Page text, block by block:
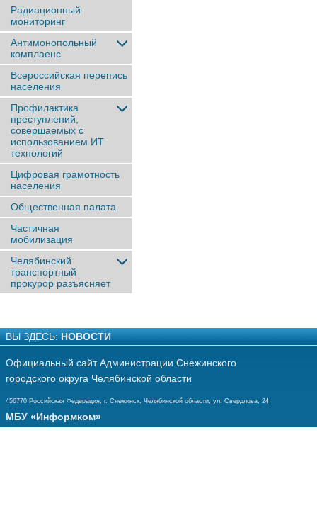
Радиационный
мониторинг
Антимонопольный
комплаенс
Всероссийская перепись
населения
Профилактика
преступлений,
совершаемых с
использованием ИТ
технологий
Цифровая грамотность
населения
Общественная палата
Частичная
мобилизация
Челябинский
транспортный
прокурор разъясняет
ВЫ ЗДЕСЬ: НОВОСТИ
Официальный сайт Администрации Снежинского
городского округа Челябинской области
456770 Российская Федерация, г. Снежинск, Челябинской области, ул. Свердлова, 24
МБУ «Информком»